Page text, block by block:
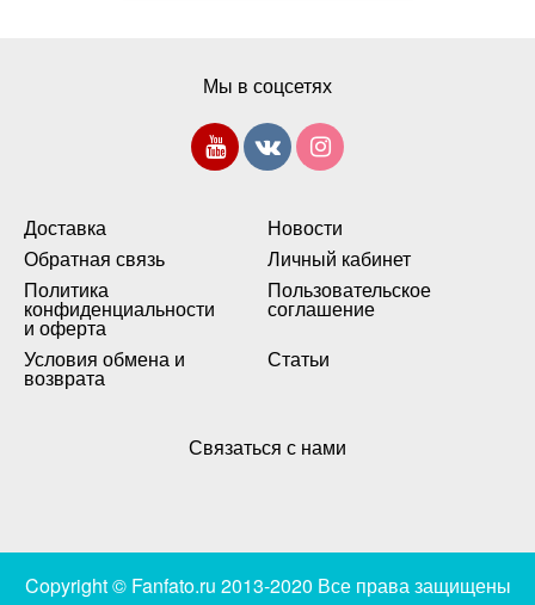
Доставка
Новости
Обратная связь
Личный кабинет
Политика
конфиденциальности
и оферта
Пользовательское
соглашение
Условия обмена и
возврата
Статьи
Мы в соцсетях
Связаться с нами
Copyright © Fanfato.ru 2013-2020 Все права защищены